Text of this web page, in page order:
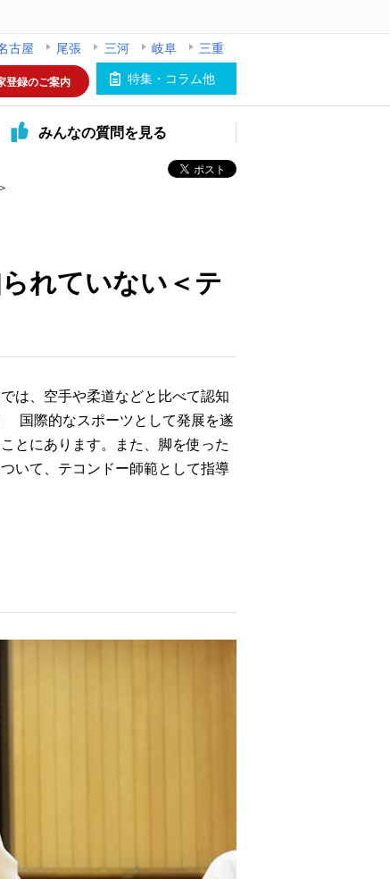
古屋 尾張 三河 岐阜
三重
特集・コラム他
登録のご案内
みんなの質問を見る
れていない＜テ
は、空手や柔道などと比べて認知
国際的なスポーツとして発展を遂
とにあります。また、脚を使った
いて、テコンドー師範として指導